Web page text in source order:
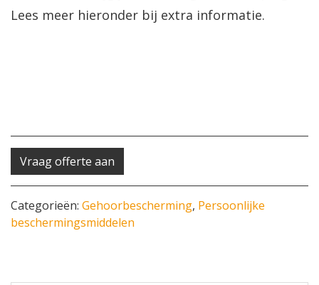
Lees meer hieronder bij extra informatie.
Vraag offerte aan
Categorieën: Gehoorbescherming, Persoonlijke
beschermingsmiddelen